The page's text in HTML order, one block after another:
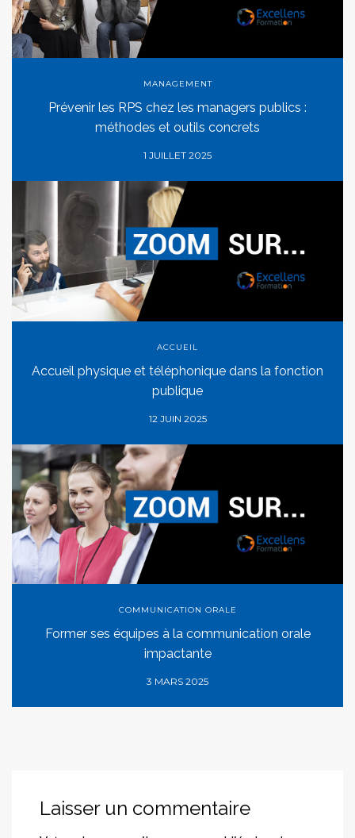
MANAGEMENT
Prévenir les RPS chez les managers publics :
méthodes et outils concrets
1 JUILLET 2025
ACCUEIL
Accueil physique et téléphonique dans la fonction
publique
12 JUIN 2025
COMMUNICATION ORALE
Former ses équipes à la communication orale
impactante
3 MARS 2025
Laisser un commentaire